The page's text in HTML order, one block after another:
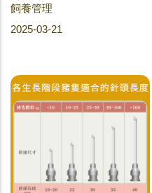
飼養管理
2025-03-21